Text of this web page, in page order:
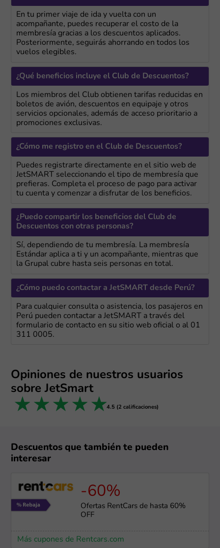
En tu primer viaje de ida y vuelta con un
acompañante, puedes recuperar el costo de la
membresía gracias a los descuentos aplicados.
Posteriormente, seguirás ahorrando en todos los
vuelos elegibles.
¿Qué beneficios incluye el Club de Descuentos?
Los miembros del Club obtienen tarifas reducidas en
boletos de avión, descuentos en equipaje y otros
servicios opcionales, además de acceso prioritario a
promociones exclusivas.
¿Cómo me registro en el Club de Descuentos?
Puedes registrarte directamente en el sitio web de
JetSMART seleccionando el tipo de membresía que
prefieras. Completa el proceso de pago para activar
tu cuenta y comenzar a disfrutar de los beneficios.
¿Puedo compartir los beneficios del Club de
Descuentos con otras personas?
Sí, dependiendo de tu membresía. La membresía
Estándar aplica a ti y un acompañante, mientras que
la Grupal cubre hasta seis personas en total.
¿Cómo puedo contactar a JetSMART desde Perú?
Para cualquier consulta o asistencia, los pasajeros en
Perú pueden contactar a JetSMART a través del
formulario de contacto en su sitio web oficial o al 01
311 0005.
Opiniones de nuestros usuarios
sobre JetSmart
5 stars
4 stars
3 stars
2 stars
1 star 4.5 (2 calificaciones)
Descuentos que también te pueden
interesar
-60%
Ofertas RentCars de hasta 60%
OFF
Más cupones de Rentcars.com